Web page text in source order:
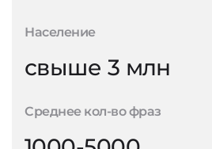
Население
свыше 3 млн
Среднее кол-во фраз